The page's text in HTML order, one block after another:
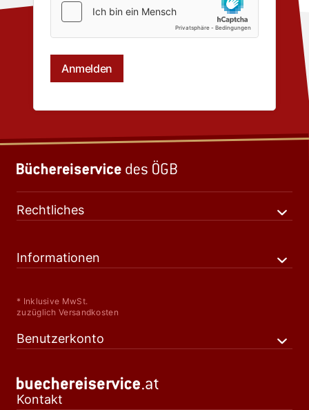
Rechtliches
Informationen
* Inklusive MwSt.
zuzüglich Versandkosten
Benutzerkonto
Kontakt